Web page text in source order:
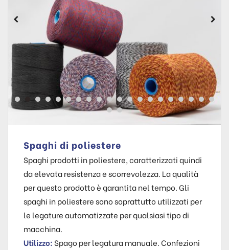
Spaghi di poliestere
Spaghi prodotti in poliestere, caratterizzati quindi
da elevata resistenza e scorrevolezza. La qualità
per questo prodotto è garantita nel tempo. Gli
spaghi in poliestere sono soprattutto utilizzati per
le legature automatizzate per qualsiasi tipo di
macchina.
Utilizzo: Spago per legatura manuale. Confezioni